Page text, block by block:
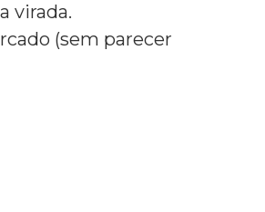
virada.
(sem parecer